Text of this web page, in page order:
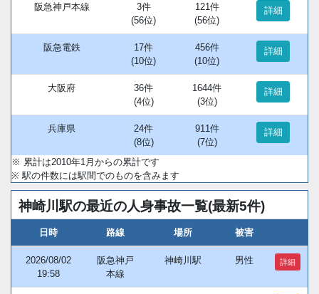
阪急神戸本線
3件
(56位)
121件
(56位)
詳細
阪急電鉄
17件
(10位)
456件
(10位)
詳細
大阪府
36件
(4位)
1644件
(3位)
詳細
兵庫県
24件
(8位)
911件
(7位)
詳細
※ 累計は2010年1月からの累計です
※ 駅の件数には駅間でのものを含みます
神崎川駅の最近の人身事故一覧(最新5件)
日時 路線 場所 被害
2026/08/02
19:58
阪急神戸
本線
神崎川駅 男性 詳細